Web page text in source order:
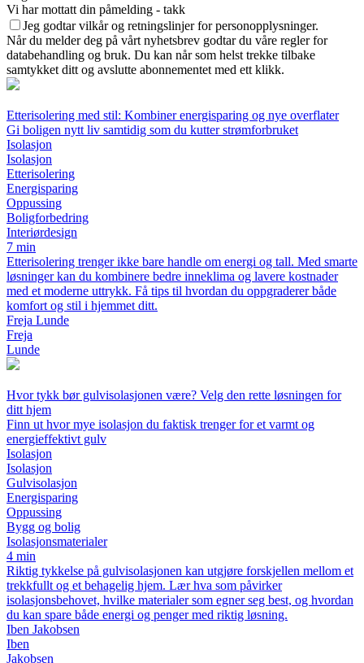
Vi har mottatt din påmelding - takk
Jeg godtar vilkår og retningslinjer for personopplysninger.
Når du melder deg på vårt nyhetsbrev godtar du våre regler for
databehandling og bruk. Du kan når som helst trekke tilbake
samtykket ditt og avslutte abonnementet med ett klikk.
Etterisolering med stil: Kombiner energisparing og nye overflater
Gi boligen nytt liv samtidig som du kutter strømforbruket
Isolasjon
Isolasjon
Etterisolering
Energisparing
Oppussing
Boligforbedring
Interiørdesign
7 min
Etterisolering trenger ikke bare handle om energi og tall. Med smarte
løsninger kan du kombinere bedre inneklima og lavere kostnader
med et moderne uttrykk. Få tips til hvordan du oppgraderer både
komfort og stil i hjemmet ditt.
Freja Lunde
Freja
Lunde
Hvor tykk bør gulvisolasjonen være? Velg den rette løsningen for
ditt hjem
Finn ut hvor mye isolasjon du faktisk trenger for et varmt og
energieffektivt gulv
Isolasjon
Isolasjon
Gulvisolasjon
Energisparing
Oppussing
Bygg og bolig
Isolasjonsmaterialer
4 min
Riktig tykkelse på gulvisolasjonen kan utgjøre forskjellen mellom et
trekkfullt og et behagelig hjem. Lær hva som påvirker
isolasjonsbehovet, hvilke materialer som egner seg best, og hvordan
du kan spare både energi og penger med riktig løsning.
Iben Jakobsen
Iben
Jakobsen